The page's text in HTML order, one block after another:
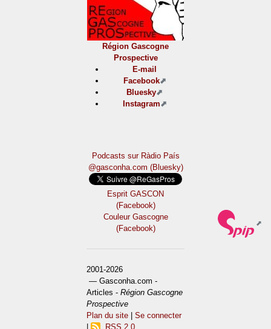
Région Gascogne
Prospective
E-mail
Facebook
Bluesky
Instagram
Podcasts sur Ràdio País
@gasconha.com (Bluesky)
Esprit GASCON
(Facebook)
Couleur Gascogne
(Facebook)
2001-2026
— Gasconha.com -
Articles -Région Gascogne
Prospective
Plan du site |Se connecter
RSS 2.0